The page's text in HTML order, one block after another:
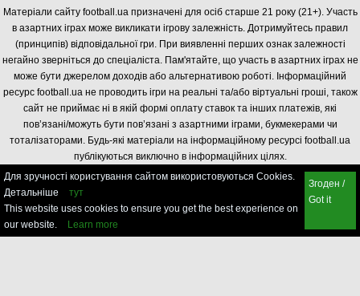
Матеріали сайту football.ua призначені для осіб старше 21 року (21+). Участь
в азартних іграх може викликати ігрову залежність. Дотримуйтесь правил
(принципів) відповідальної гри. При виявленні перших ознак залежності
негайно зверніться до спеціаліста. Пам'ятайте, що участь в азартних іграх не
може бути джерелом доходів або альтернативою роботі. Інформаційний
ресурс football.ua не проводить ігри на реальні та/або віртуальні гроші, також
сайт не приймає ні в якій формі оплату ставок та інших платежів, які
пов’язані/можуть бути пов’язані з азартними іграми, букмекерами чи
тоталізаторами. Будь-які матеріали на інформаційному ресурсі football.ua
публікуються виключно в інформаційних цілях.
Для зручності користування сайтом використовуються Cookies.
Детальніше
тут
This website uses cookies to ensure you get the best experience on
our website.
Learn more
Згоден /
Got it